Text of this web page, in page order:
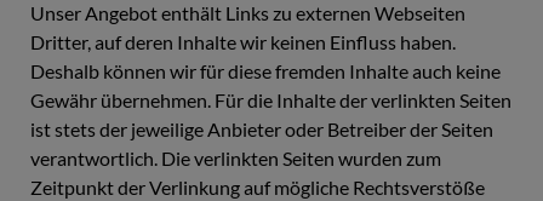
Unser Angebot enthält Links zu externen Webseiten
Dritter, auf deren Inhalte wir keinen Einfluss haben.
Deshalb können wir für diese fremden Inhalte auch keine
Gewähr übernehmen. Für die Inhalte der verlinkten Seiten
ist stets der jeweilige Anbieter oder Betreiber der Seiten
verantwortlich. Die verlinkten Seiten wurden zum
Zeitpunkt der Verlinkung auf mögliche Rechtsverstöße